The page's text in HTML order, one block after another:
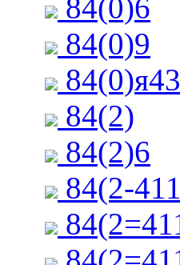
84(0)6
84(0)9
84(0)я43
84(2)
84(2)6
84(2-